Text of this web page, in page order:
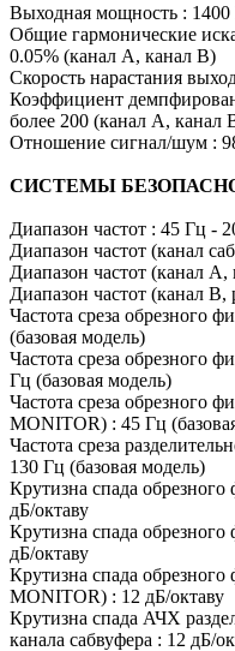
Выходная мощность :
Общие гармонические
0.05% (канал A, канал B)
Скорость нарастания
Коэффициент
более 200 (канал A, канал
Отношение сигнал/шум :
СИСТЕМЫ
Диапазон частот : 45 Гц -
Диапазон частот (канал
Диапазон частот (канал
Диапазон частот (канал
Частота среза обрезного
(базовая модель)
Частота среза обрезного
Гц (базовая модель)
Частота среза обрезного
MONITOR) : 45 Гц
Частота среза
130 Гц (базовая модель)
Крутизна спада
дБ/октаву
Крутизна спада
дБ/октаву
Крутизна спада
MONITOR) : 12 дБ/октаву
Крутизна спада АЧХ
канала сабвуфера : 12 дБ/